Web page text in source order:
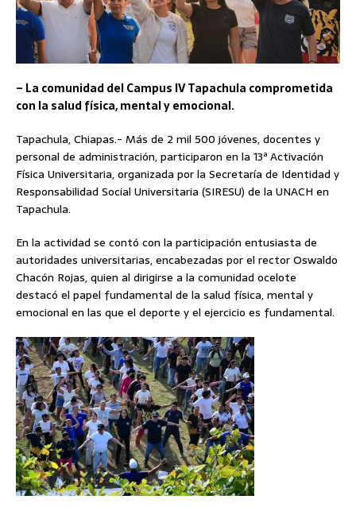
– La comunidad del Campus IV Tapachula comprometida
con la salud física, mental y emocional.
Tapachula, Chiapas.- Más de 2 mil 500 jóvenes, docentes y
personal de administración, participaron en la 13ª Activación
Física Universitaria, organizada por la Secretaría de Identidad y
Responsabilidad Social Universitaria (SIRESU) de la UNACH en
Tapachula.
En la actividad se contó con la participación entusiasta de
autoridades universitarias, encabezadas por el rector Oswaldo
Chacón Rojas, quien al dirigirse a la comunidad ocelote
destacó el papel fundamental de la salud física, mental y
emocional en las que el deporte y el ejercicio es fundamental.